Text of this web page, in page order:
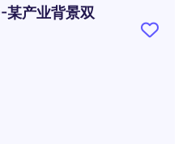
某产业背景双